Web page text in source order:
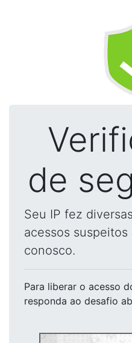
de
Seu IP fez
acessos
conosco.
Para liberar o acesso
responda ao desafio